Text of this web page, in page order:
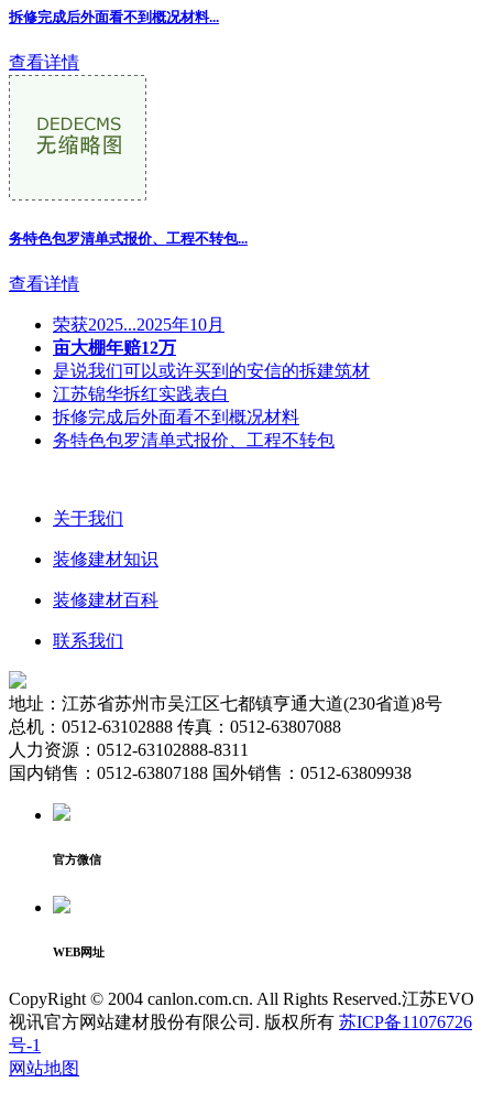
拆修完成后外面看不到概况材料...
查看详情
务特色包罗清单式报价、工程不转包...
查看详情
荣获2025...2025年10月
亩大棚年赔12万
是说我们可以或许买到的安信的拆建筑材
江苏锦华拆红实践表白
拆修完成后外面看不到概况材料
务特色包罗清单式报价、工程不转包
关于我们
装修建材知识
装修建材百科
联系我们
地址：江苏省苏州市吴江区七都镇亨通大道(230省道)8号
总机：0512-63102888 传真：0512-63807088
人力资源：0512-63102888-8311
国内销售：0512-63807188 国外销售：0512-63809938
官方微信
WEB网址
CopyRight © 2004 canlon.com.cn. All Rights Reserved.江苏EVO
视讯官方网站建材股份有限公司. 版权所有 苏ICP备11076726
号-1
网站地图